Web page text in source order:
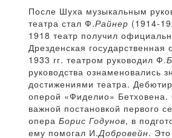
После Шуха музыкальным
театра стал Ф.Райнер (1914-
1918 театр получил
Дрезденская государственная
1933 гг. театром руководил Ф.
руководства ознаменовались
достижениями театра.
оперой «Фиделио» Бетховена.
важной постановкой первого
опера Борис Годунов, в
ему помогал И.Добровейн. Это